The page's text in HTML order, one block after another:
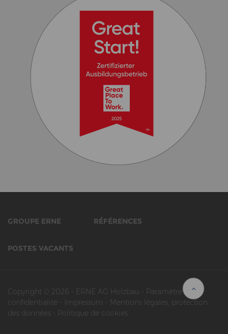
GROUPE ERNE RÉFÉRENCES
POSTES VACANTS
Copyright © 2026 - ERNE AG Holzbau - Paramètre de
confidentialité - Impressum - Mentions légales, protection
des données - Politique de cookies